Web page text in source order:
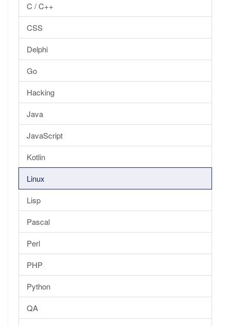
C / C++
CSS
Delphi
Go
Hacking
Java
JavaScript
Kotlin
Linux
Lisp
Pascal
Perl
PHP
Python
QA